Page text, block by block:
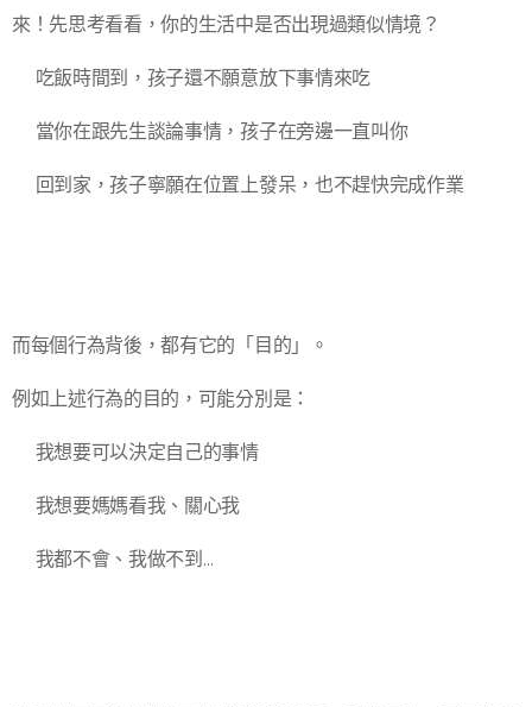
來！先思考看看，你的生活中是否出現過類似情境？
🔸吃飯時間到，孩子還不願意放下事情來吃
🔸當你在跟先生談論事情，孩子在旁邊一直叫你
🔸回到家，孩子寧願在位置上發呆，也不趕快完成作業
而每個行為背後，都有它的「目的」。
例如上述行為的目的，可能分別是：
🔹我想要可以決定自己的事情
🔹我想要媽媽看我、關心我
🔹我都不會、我做不到…